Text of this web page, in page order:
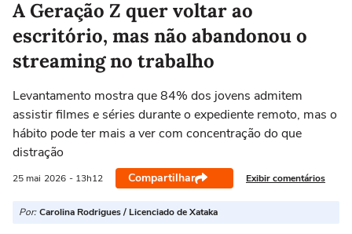
A Geração Z quer voltar ao
escritório, mas não abandonou o
streaming no trabalho
Levantamento mostra que 84% dos jovens admitem
assistir filmes e séries durante o expediente remoto, mas o
hábito pode ter mais a ver com concentração do que
distração
25 mai 2026 - 13h12 Compartilhar Exibir comentários
Por: Carolina Rodrigues / Licenciado de Xataka